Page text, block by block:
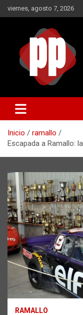
Saltar
al
viernes, agosto 7, 2026
El Podio
Inicio
ramallo
Escapada a Ramallo:
RAMALLO